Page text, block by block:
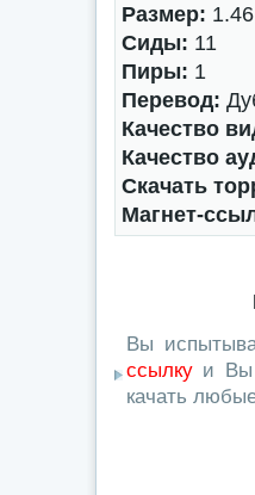
Размер:
Сиды: 11
Пиры: 1
Перевод:
Качество
Качество
Скачать
Магнет-
Вы
ссылку и Вы
качать